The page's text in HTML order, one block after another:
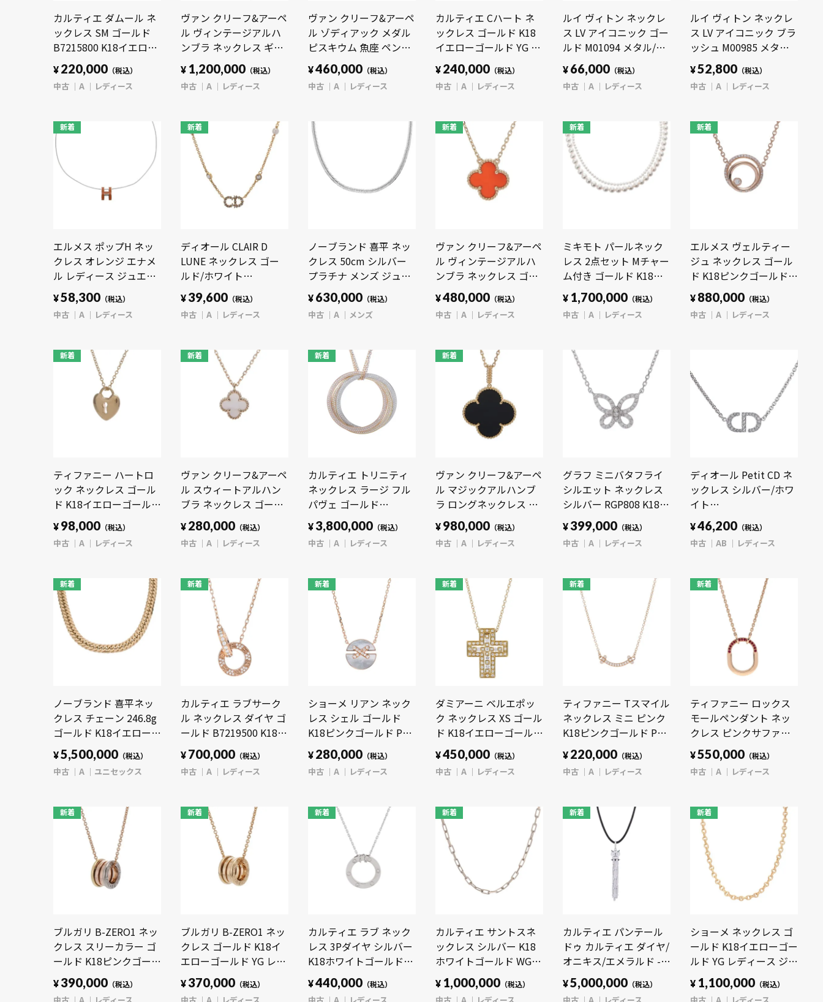
カルティエ ダムール ネ
ックレス SM ゴールド
B7215800 K18イエロー
ゴールド YG レディース
ジュエリー 【中古】
【jewelry】
¥ 220,000 （税込）
中古 A レディース
ヴァン クリーフ&アーペ
ル ヴィンテージアルハ
ンブラ ネックレス ギヨ
シェ 2024年ホリデー シ
ルバー VCARPNTH00
K18ホワイトゴールド
PG レディース ジュエリ
ー 【中古】【jewelry】
¥ 1,200,000 （税込）
中古 A レディース
ヴァン クリーフ&アーペ
ル ゾディアック メダル
ピスキウム 魚座 ペンダ
ントトップ ゴールド
VCARP7SY00 K18イエロ
ーゴールド YG レディー
【jewelry】
¥460,000 （税込）
中古 A レディース
カルティエ Cハート ネ
ックレス ゴールド K18
イエローゴールド YG レ
ディース ジュエリー
【中古】【jewelry】
¥ 240,000 （税込）
中古 A レディース
ルイ ヴィトン ネックレ
ス LV アイコニック ゴー
ルド M01094 メタル/エ
ナメル/ピンク レディー
ス ジュエリー 【中古】
【jewelry】
¥ 66,000 （税込）
中古 A レディース
ルイ ヴィトン ネックレ
ス LV アイコニック ブラ
ッシュ M00985 メタル/
ストラス レディース ジ
ュエリー 【中古】
【jewelry】
¥52,800 （税込）
中古 A レディース
新着
エルメス ポップH ネッ
クレス オレンジ エナメ
ル レディース ジュエリ
ー 【中古】【jewelry】
¥58,300 （税込）
中古 A レディース
新着
ディオール CLAIR D
LUNE ネックレス ゴー
ルド/ホワイト
N3522WOMZI_D301 メ
タル/パール/クリスタル
レディース ジュエリー
¥ 39,600 （税込）
中古 A レディース
ノーブランド 喜平 ネッ
クレス 50cm シルバー
プラチナ メンズ ジュエ
リー 【中古】
【jewelry】
¥ 630,000 （税込）
中古 A メンズ
新着
ヴァン クリーフ&アーペ
ル ヴィンテージアルハ
ンブラ ネックレス ゴー
ルド VCARD38500 K18
イエローゴールド YG レ
ディース ジュエリー
¥480,000 （税込）
中古 A レディース
新着
ミキモト パールネック
レス 2点セット Mチャー
ム付き ゴールド K18イ
エローゴールド YG レデ
ィース ジュエリー 【中
古】【jewelry】
¥ 1,700,000 （税込）
中古 A レディース
新着
エルメス ヴェルティー
ジュ ネックレス ゴール
ド K18ピンクゴールド
PG レディース ジュエリ
ー 【中古】【jewelry】
¥ 880,000 （税込）
中古 A レディース
新着
ティファニー ハートロ
ック ネックレス ゴール
ド K18イエローゴールド
YG レディース ジュエリ
ー 【中古】【jewelry】
¥ 98,000 （税込）
中古 A レディース
新着
ヴァン クリーフ&アーペ
ル スウィートアルハン
ブラ ネックレス ゴール
ド VCARF69100 K18イエ
ローゴールド YG レディ
ース ジュエリー 【中
¥ 280,000 （税込）
中古 A レディース
新着
カルティエ トリニティ
ネックレス ラージ フル
パヴェ ゴールド
N7059300 K18イエロー
ゴールド YG/K18ピンク
ゴールド PG/K18ホワイ
ジュエリー 【中古】
【jewelry】
¥ 3,800,000 （税込）
中古 A レディース
新着
ヴァン クリーフ&アーペ
ル マジックアルハンブ
ラ ロングネックレス ゴ
ールド K18イエローゴー
ルド YG レディース ジュ
エリー 【中古】
¥ 980,000 （税込）
中古 A レディース
グラフ ミニバタフライ
シルエット ネックレス
シルバー RGP808 K18ホ
ワイトゴールド WG レ
ディース ジュエリー
【中古】【jewelry】
¥ 399,000 （税込）
中古 A レディース
ディオール Petit CD ネ
ックレス シルバー/ホワ
イト
N2241WOMCY_D001 メ
タル/クリスタル レディ
ース ジュエリー 【中
¥46,200 （税込）
中古 AB レディース
新着
ノーブランド 喜平ネッ
クレス チェーン 246.8g
ゴールド K18イエローゴ
ールド YG ユニセックス
ジュエリー 【中古】
【jewelry】
¥5,500,000 （税込）
中古 A ユニセックス
新着
カルティエ ラブサーク
ル ネックレス ダイヤ ゴ
ールド B7219500 K18ピ
ンクゴールド PG レディ
ース ジュエリー 【中
古】【jewelry】
¥ 700,000 （税込）
中古 A レディース
新着
ショーメ リアン ネック
レス シェル ゴールド
K18ピンクゴールド PG
レディース ジュエリー
【中古】【jewelry】
¥ 280,000 （税込）
中古 A レディース
新着
ダミアーニ ベルエポッ
ク ネックレス XS ゴール
ド K18イエローゴールド
YG レディース ジュエリ
ー 【中古】【jewelry】
¥450,000 （税込）
中古 A レディース
新着
ティファニー Tスマイル
ネックレス ミニ ピンク
K18ピンクゴールド PG
レディース ジュエリー
【中古】【jewelry】
¥ 220,000 （税込）
中古 A レディース
新着
ティファニー ロックス
モールペンダント ネッ
クレス ピンクサファイ
ア ゴールド K18ローズ
ゴールド RG レディース
ジュエリー 【中古】
¥550,000 （税込）
中古 A レディース
新着
ブルガリ B-ZERO1 ネッ
クレス スリーカラー ゴ
ールド K18ピンクゴール
ド PG/K18YG/K18WG レ
ディース ジュエリー
¥ 390,000 （税込）
新着
ブルガリ B-ZERO1 ネッ
クレス ゴールド K18イ
エローゴールド YG レデ
ィース ジュエリー 【中
古】【jewelry】
¥ 370,000 （税込）
新着
カルティエ ラブ ネック
レス 3Pダイヤ シルバー
K18ホワイトゴールド
WG レディース ジュエ
リー 【中古】
¥440,000 （税込）
新着
カルティエ サントスネ
ックレス シルバー K18
ホワイトゴールド WG
レディース ジュエリー
【中古】【jewelry】
¥ 1,000,000 （税込）
新着
カルティエ パンテール
ドゥ カルティエ ダイヤ/
オニキス/エメラルド -
K18ホワイトゴールド
WG レディース ジュエ
¥5,000,000 （税込）
新着
ショーメ ネックレス ゴ
ールド K18イエローゴー
ルド YG レディース ジュ
エリー 【中古】
【jewelry】
¥ 1,100,000 （税込）